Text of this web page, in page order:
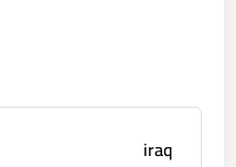
iraq